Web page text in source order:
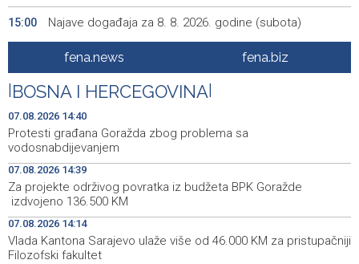
15:00 Najave događaja za 8. 8. 2026. godine (subota)
SFF Tribute to Béla Tarr features works by his former
14:44
Magoda ugostio Halida Kuburovića i zahvalio mu za
predanost kulturi
14:40
Protesti građana Goražda zbog problema sa
vodosnabdijevanjem
14:39
Za projekte održivog povratka iz budžeta BPK Goražde
izdvojeno 136.500 KM
14:38
Saudijska Arabija, Turska i Pakistan potpisali sporazum o
zajedničkoj odbrani
fena.news fena.biz
BOSNA I HERCEGOVINA
07.08.2026 14:40
Protesti građana Goražda zbog problema sa
vodosnabdijevanjem
07.08.2026 14:39
Za projekte održivog povratka iz budžeta BPK Goražde
izdvojeno 136.500 KM
07.08.2026 14:14
Vlada Kantona Sarajevo ulaže više od 46.000 KM za pristupačniji
Filozofski fakultet